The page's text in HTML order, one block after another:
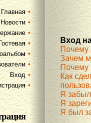
Главная
Новости
Гостевая
Вход
Вход
Почему
Зачем
Почему
Как
Я
Я
Я был